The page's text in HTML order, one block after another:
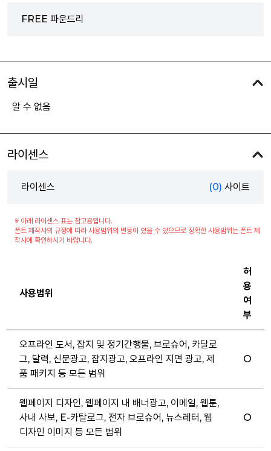
FREE 파운드리
출시일
알 수 없음
라이센스
라이센스 (0) 사이트
※ 아래 라이센스 표는 참고용입니다.
폰트 제작사의 규정에 따라 사용범위의 변동이 있을 수 있으므로 정확한 사용범위는 폰트 제
작사에 확인하시기 바랍니다.
사용범위
허
용
여
부
오프라인 도서, 잡지 및 정기간행물, 브로슈어, 카달로
그, 달력, 신문광고, 잡지광고, 오프라인 지면 광고, 제
품 패키지 등 모든 범위
O
웹페이지 디자인, 웹페이지 내 배너광고, 이메일, 웹툰,
사내 사보, E-카탈로그, 전자 브로슈어, 뉴스레터, 웹
디자인 이미지 등 모든 범위
O